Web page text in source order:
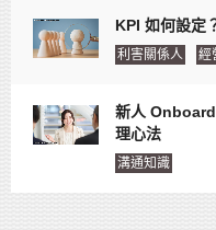
KPI 如何設定
利害關係人 經
新人
理心法
溝通知識